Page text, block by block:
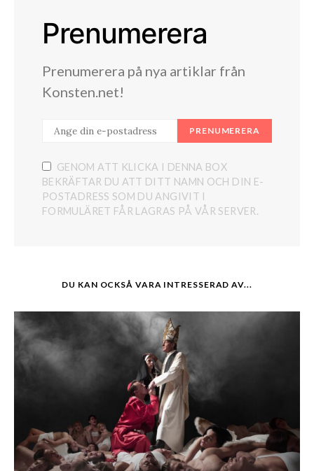
Prenumerera
Prenumerera på nya artiklar från
Konsten.net!
PRENUMERERA
GENOM ATT KLICKA I DENNA BOX
BEKRÄFTAR DU ATT DITT NAMN OCH DIN E-
POSTADRESS SOM DU ANGIVIT I
FORMULÄRET FÅR LAGRAS PÅ VÅR SERVER.
DU KAN OCKSÅ VARA INTRESSERAD AV...